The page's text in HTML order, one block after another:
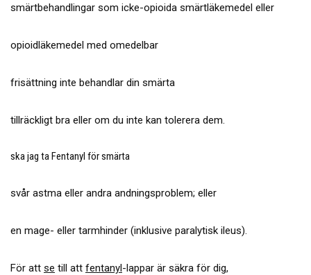
smärtbehandlingar som icke-opioida smärtläkemedel eller
opioidläkemedel med omedelbar
frisättning inte behandlar din smärta
tillräckligt bra eller om du inte kan tolerera dem.
ska jag ta Fentanyl för smärta
svår astma eller andra andningsproblem; eller
en mage- eller tarmhinder (inklusive paralytisk ileus).
För att se till att fentanyl-lappar är säkra för dig,